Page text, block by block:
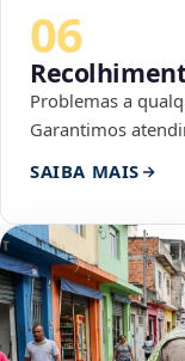
06
Problemas a
Garantimos
SAIBA MAIS